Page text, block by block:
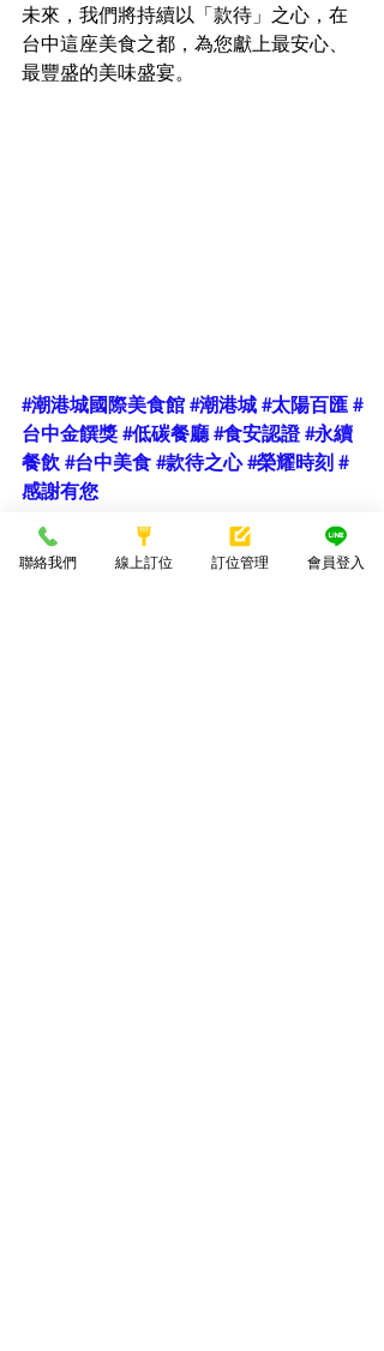
未來，我們將持續以「款待」之心，在
台中這座美食之都，為您獻上最安心、
最豐盛的美味盛宴。
#潮港城國際美食館 #潮港城 #太陽百匯 #
台中金饌獎 #低碳餐廳 #食安認證 #永續
餐飲 #台中美食 #款待之心 #榮耀時刻 #
感謝有您
聯絡我們 線上訂位 訂位管理 會員登入